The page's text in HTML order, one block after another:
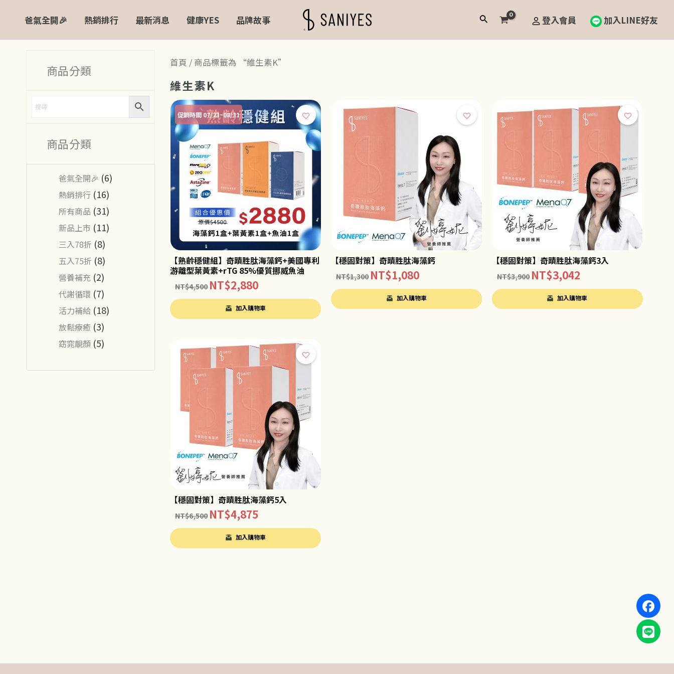
爸氣全開🎉 熱銷排行 最新消息 健康YES 品牌故事
搜
登入會員 加入LINE好友
商品分類
商品分類
爸氣全開🎉 (6)
熱銷排行 (16)
所有商品 (31)
新品上市 (11)
三入78折 (8)
五入75折 (8)
營養補充 (2)
代謝循環 (7)
活力補給 (18)
放鬆療癒 (3)
窈窕靚顏 (5)
首頁 / 商品標籤為 “維生素K”
維生素K
促銷時間 07/23~08/31
【熟齡穩健組】奇蹟胜肽海藻鈣+美國專利
游離型葉黃素+rTG 85%優質挪威魚油
NT$4,500 NT$2,880
加入購物車
【穩固對策】奇蹟胜肽海藻鈣
NT$1,300 NT$1,080
加入購物車
【穩固對策】奇蹟胜肽海藻鈣3入
NT$3,900 NT$3,042
加入購物車
【穩固對策】奇蹟胜肽海藻鈣5入
NT$6,500 NT$4,875
加入購物車